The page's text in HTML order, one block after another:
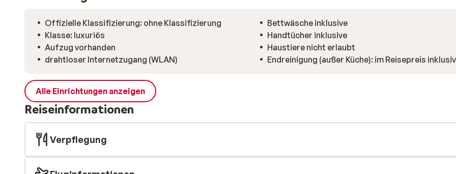
Offizielle Klassifizierung: ohne Klassifizierung
Klasse: luxuriös
Aufzug vorhanden
drahtloser Internetzugang (WLAN)
Bettwäsche inklusive
Handtücher inklusive
Haustiere nicht erlaubt
Endreinigung (außer Küche): im Reisepreis
Alle Einrichtungen anzeigen
Reiseinformationen
Verpflegung